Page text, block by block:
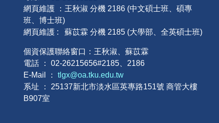
網頁維護 ：王秋淑 分機 2186 (中文碩士班、碩專
班、博士班)
網頁維護 : 蘇苡霖 分機 2185 (大學部、全英碩士班)
個資保護聯絡窗口：王秋淑、蘇苡霖
電話 ： 02-26215656#2185、2186
E-Mail ： tlgx@oa.tku.edu.tw
系址 ： 25137新北市淡水區英專路151號 商管大樓
B907室